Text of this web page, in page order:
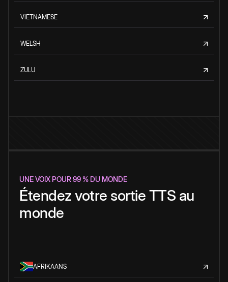
VIETNAMESE
WELSH
ZULU
UNE VOIX POUR 99 % DU MONDE
Étendez votre sortie TTS au
monde
AFRIKAANS